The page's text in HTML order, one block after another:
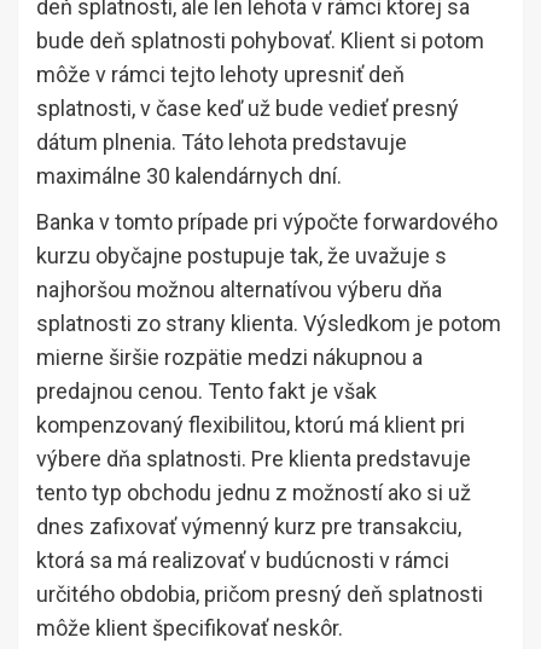
deň splatnosti, ale len lehota v rámci ktorej sa
bude deň splatnosti pohybovať. Klient si potom
môže v rámci tejto lehoty upresniť deň
splatnosti, v čase keď už bude vedieť presný
dátum plnenia. Táto lehota predstavuje
maximálne 30 kalendárnych dní.
Banka v tomto prípade pri výpočte forwardového
kurzu obyčajne postupuje tak, že uvažuje s
najhoršou možnou alternatívou výberu dňa
splatnosti zo strany klienta. Výsledkom je potom
mierne širšie rozpätie medzi nákupnou a
predajnou cenou. Tento fakt je však
kompenzovaný flexibilitou, ktorú má klient pri
výbere dňa splatnosti. Pre klienta predstavuje
tento typ obchodu jednu z možností ako si už
dnes zafixovať výmenný kurz pre transakciu,
ktorá sa má realizovať v budúcnosti v rámci
určitého obdobia, pričom presný deň splatnosti
môže klient špecifikovať neskôr.